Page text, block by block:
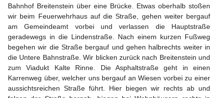
Bahnhof Breitenstein über eine Brücke. Etwas oberhalb stoßen
wir beim Feuerwehrhaus auf die Straße, gehen weiter bergauf
am Gemeindeamt vorbei und verlassen die Hauptstraße
geradewegs in die Lindenstraße. Nach einem kurzen Fußweg
begehen wir die Straße bergauf und gehen halbrechts weiter in
die Untere Bahnstraße. Wir blicken zurück nach Breitenstein und
zum Viadukt Kalte Rinne. Die Asphaltstraße geht in einen
Karrenweg über, welcher uns bergauf an Wiesen vorbei zu einer
aussichtsreichen Straße führt. Hier biegen wir rechts ab und